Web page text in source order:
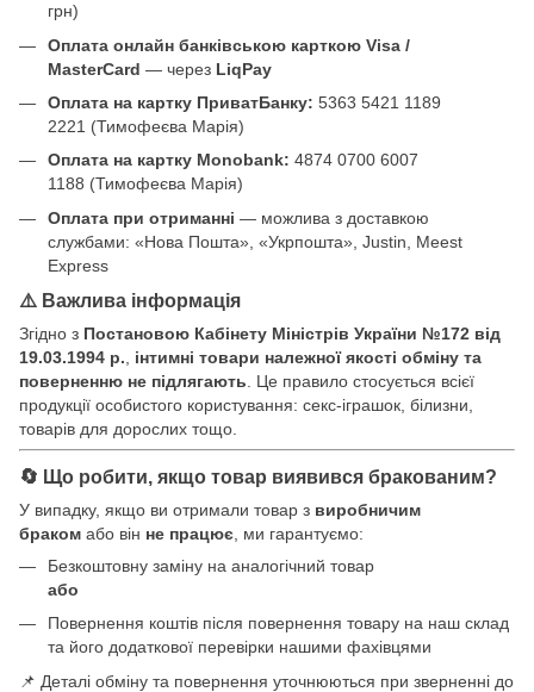
грн)
Оплата онлайн банківською карткою Visa /
MasterCard — через LiqPay
Оплата на картку ПриватБанку: 5363 5421 1189
2221 (Тимофеєва Марія)
Оплата на картку Monobank: 4874 0700 6007
1188 (Тимофеєва Марія)
Оплата при отриманні — можлива з доставкою
службами: «Нова Пошта», «Укрпошта», Justin, Meest
Express
⚠️ Важлива інформація
Згідно з Постановою Кабінету Міністрів України №172 від
19.03.1994 р.
інтимні товари належної якості обміну та
поверненню не підлягають . Це правило стосується всієї
продукції особистого користування: секс-іграшок, білизни,
товарів для дорослих тощо.
🔄 Що робити, якщо товар виявився бракованим?
У випадку, якщо ви отримали товар з виробничим
браком або він не працює , ми гарантуємо:
Безкоштовну заміну на аналогічний товар
або
Повернення коштів після повернення товару на наш склад
та його додаткової перевірки нашими фахівцями
📌 Деталі обміну та повернення уточнюються при зверненні до